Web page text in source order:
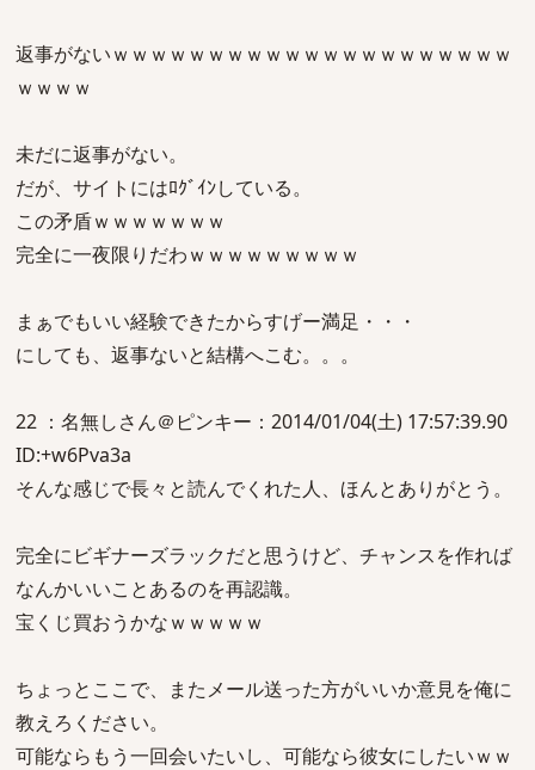
返事がないｗｗｗｗｗｗｗｗｗｗｗｗｗｗｗｗｗｗｗｗｗ
ｗｗｗｗ
未だに返事がない。
だが、サイトにはﾛｸﾞｲﾝしている。
この矛盾ｗｗｗｗｗｗｗ
完全に一夜限りだわｗｗｗｗｗｗｗｗｗ
まぁでもいい経験できたからすげー満足・・・
にしても、返事ないと結構へこむ。。。
22 ：名無しさん＠ピンキー：2014/01/04(土) 17:57:39.90
ID:+w6Pva3a
そんな感じで長々と読んでくれた人、ほんとありがとう。
完全にビギナーズラックだと思うけど、チャンスを作れば
なんかいいことあるのを再認識。
宝くじ買おうかなｗｗｗｗｗ
ちょっとここで、またメール送った方がいいか意見を俺に
教えろください。
可能ならもう一回会いたいし、可能なら彼女にしたいｗｗ